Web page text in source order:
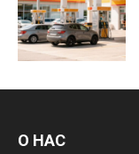
О НАС